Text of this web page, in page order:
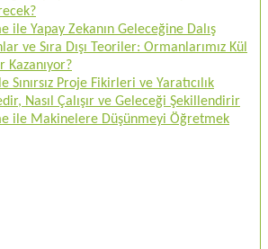
ile Yapay Zekanın Geleceğine Dalış
ve Sıra Dışı Teoriler: Ormanlarımız Kül
Kazanıyor?
Sınırsız Proje Fikirleri ve Yaratıcılık
Nasıl Çalışır ve Geleceği Şekillendirir
ile Makinelere Düşünmeyi Öğretmek